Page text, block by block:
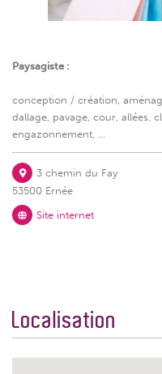
Paysagiste :
conception / création,
dallage, pavage, cour, allées,
engazonnement, ...
3 chemin du Fay
53500 Ernée
Site internet
Localisation